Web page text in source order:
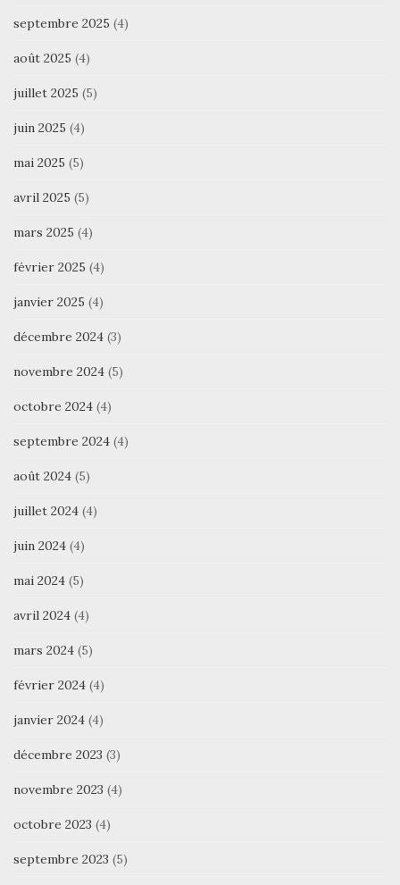
septembre 2025 (4)
août 2025 (4)
juillet 2025 (5)
juin 2025 (4)
mai 2025 (5)
avril 2025 (5)
mars 2025 (4)
février 2025 (4)
janvier 2025 (4)
décembre 2024 (3)
novembre 2024 (5)
octobre 2024 (4)
septembre 2024 (4)
août 2024 (5)
juillet 2024 (4)
juin 2024 (4)
mai 2024 (5)
avril 2024 (4)
mars 2024 (5)
février 2024 (4)
janvier 2024 (4)
décembre 2023 (3)
novembre 2023 (4)
octobre 2023 (4)
septembre 2023 (5)